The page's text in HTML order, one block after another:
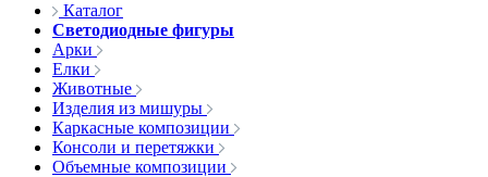
Каталог
Светодиодные фигуры
Арки
Елки
Животные
Изделия из мишуры
Каркасные композиции
Консоли и перетяжки
Объемные композиции